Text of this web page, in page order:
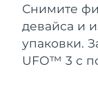
Снимите
девайса и
упаковки.
UFO™ 3 с